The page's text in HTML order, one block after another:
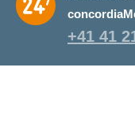
+41 41